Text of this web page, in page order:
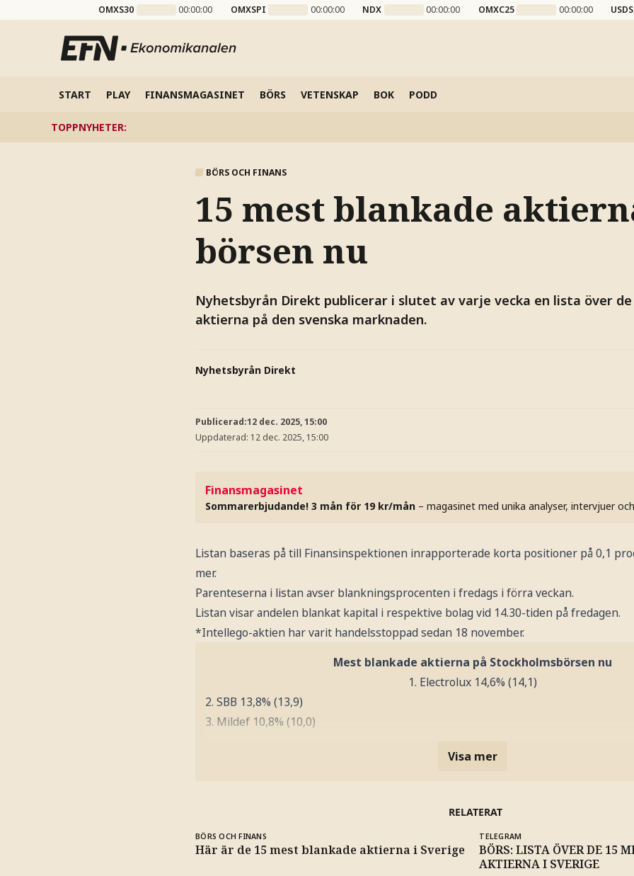
OMXS30 00:00:00 OMXSPI 00:00:00 NDX 00:00:00 OMXC25 00:00:00
START PLAY FINANSMAGASINET BÖRS VETENSKAP BOK PODD
TOPPNYHETER:
BÖRS OCH FINANS
15 mest blankade
börsen nu
Nyhetsbyrån Direkt publicerar i slutet av varje vecka en lista över
aktierna på den svenska marknaden.
Nyhetsbyrån Direkt
Publicerad:12 dec. 2025, 15:00
Uppdaterad: 12 dec. 2025, 15:00
Finansmagasinet
Sommarerbjudande! 3 mån för 19 kr/mån – magasinet med unika analyser, intervjuer
Listan baseras på till Finansinspektionen inrapporterade korta positioner på 0,1
mer.
Parenteserna i listan avser blankningsprocenten i fredags i förra veckan.
Listan visar andelen blankat kapital i respektive bolag vid 14.30-tiden på fredagen.
*Intellego-aktien har varit handelsstoppad sedan 18 november.
Mest blankade aktierna på Stockholmsbörsen nu
1. Electrolux 14,6% (14,1)
2. SBB 13,8% (13,9)
3. Mildef 10,8% (10,0)
Visa mer
RELATERAT
BÖRS OCH FINANS
Här är de 15 mest blankade aktierna i Sverige
TELEGRAM
BÖRS: LISTA ÖVER DE 15
AKTIERNA I SVERIGE